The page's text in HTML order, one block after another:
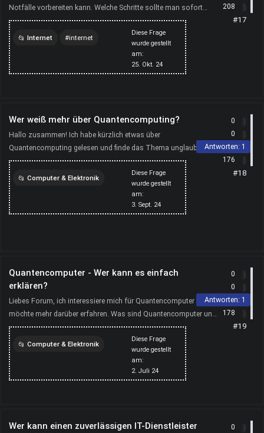
Notfälle vorbereiten kann. Welche Schritte sollte man sofort
unternehmen, wenn es zu einem Problem kommt? K...
Diese Frage
wurde gestellt
am:
25. Okt. 24
Internet internet
208
#17
Wer weiß mehr über Quantencomputing?
Hallo zusammen! Ich habe kürzlich etwas über
Quantencomputing gelesen und finde das Thema unglaublich
spannend. Kann mir jemand erklären, was Quantencomputing
genau ist u...
Diese Frage
wurde gestellt
am:
3. Sept. 24
Computer & Elektronik
0
0
Antworten: 1
176
#18
Quantencomputer - Wer kann es einfach
erklären?
Liebes Forum, ich interessiere mich für Quantencomputer und
möchte mehr darüber erfahren. Was sind Quantencomputer und
wie unterscheiden sie sich von herkömmlichen Comput...
Diese Frage
wurde gestellt
am:
2. Juli 24
Computer & Elektronik
0
0
Antworten: 1
178
#19
Wer kann einen zuverlässigen IT-Dienstleister
0